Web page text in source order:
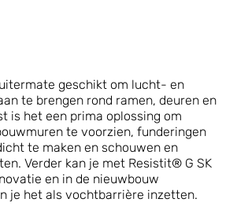
geschikt om lucht- en
te brengen rond ramen, deuren en
is het een prima oplossing om
te voorzien, funderingen
te maken en schouwen en
Verder kan je met Resistit® G SK
en in de nieuwbouw
je het als vochtbarrière inzetten.